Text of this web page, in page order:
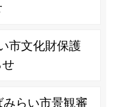
市文化財保護
せ
らい市景観審